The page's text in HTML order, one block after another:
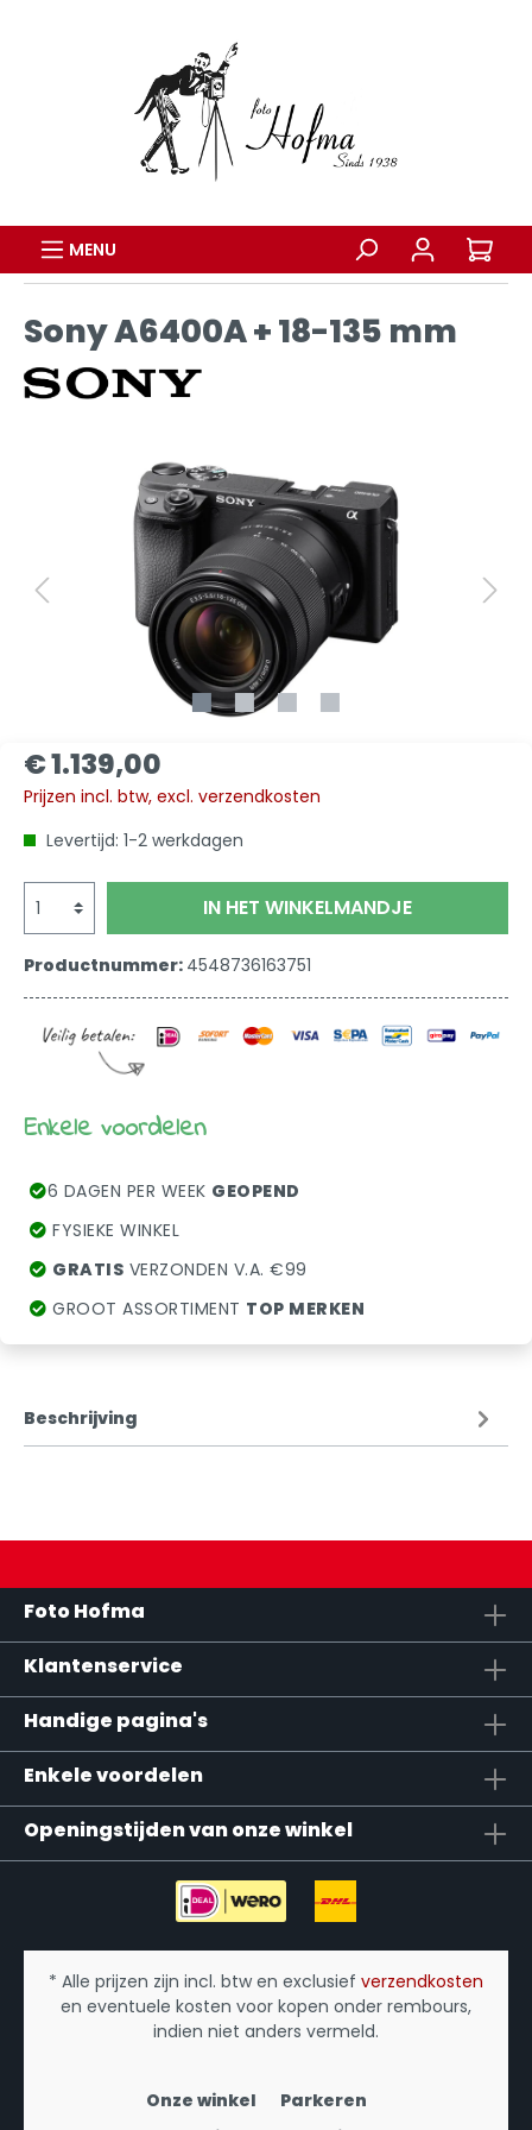
MENU
Sony A6400A + 18-135 mm
€ 1.139,00
Prijzen incl. btw, excl. verzendkosten
Levertijd: 1-2 werkdagen
IN HET WINKELMANDJE
Productnummer: 4548736163751
Enkele voordelen
6 DAGEN PER WEEK GEOPEND
FYSIEKE WINKEL
GRATIS VERZONDEN V.A. €99
GROOT ASSORTIMENT TOP MERKEN
Beschrijving
Foto Hofma
Klantenservice
Handige pagina's
Enkele voordelen
Openingstijden van onze winkel
* Alle prijzen zijn incl. btw en exclusief verzendkosten
en eventuele kosten voor kopen onder rembours,
indien niet anders vermeld.
Onze winkel
Parkeren